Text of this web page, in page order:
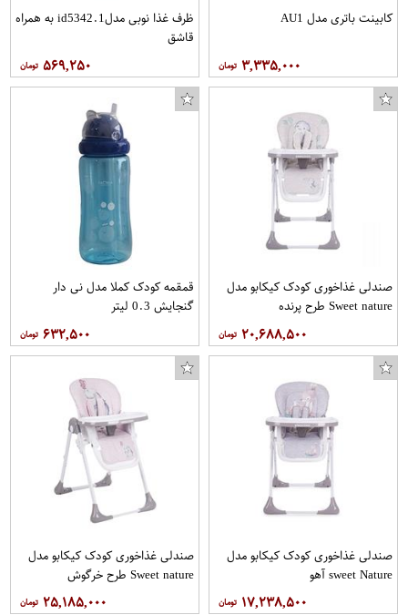
کابینت باتری مدل AU1
۳,۳۳۵,۰۰۰
ظرف غذا نوبی مدلid5342.1 به همراه
قاشق
۵۶۹,۲۵۰
صندلی غذاخوری کودک کیکابو مدل
Sweet nature طرح پرنده
۲۰,۶۸۸,۵۰۰
قمقمه کودک کملا مدل نی دار
گنجایش 0.3 لیتر
۶۳۲,۵۰۰
صندلی غذاخوری کودک کیکابو مدل
sweet Nature آهو
۱۷,۲۳۸,۵۰۰
صندلی غذاخوری کودک کیکابو مدل
Sweet nature طرح خرگوش
۲۵,۱۸۵,۰۰۰